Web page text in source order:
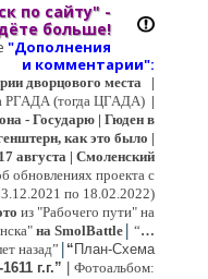
по сайту" -
больше!
"Дополнения
и комментарии":
дворцового места
|
РГАДА (тогда ЦГАДА) |
- Государю | Гюден в
как это было |
августа | Смоленский
обновлениях проекта с
по 18.02.2022)
из "Рабочего пути" на
на SmolBattle | “…
назад” | “ План-Схема
г.г.”
Фотоальбом: